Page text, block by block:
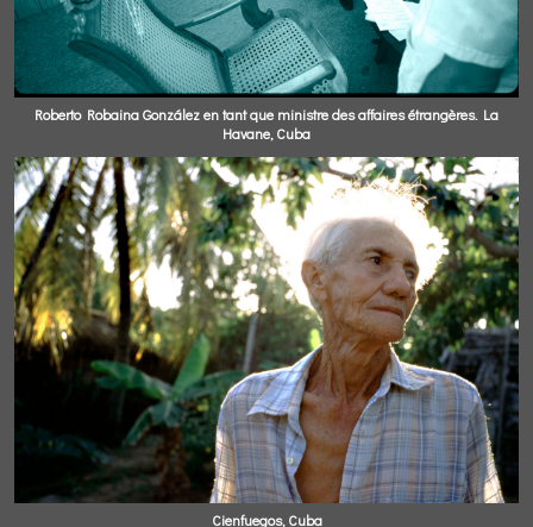
Roberto Robaina González en tant que ministre des affaires étrangères. La
Havane, Cuba
Cienfuegos, Cuba